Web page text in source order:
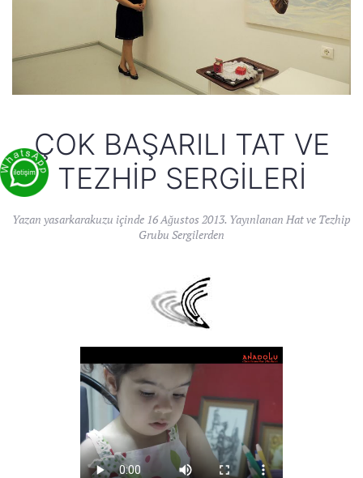
ÇOK BAŞARILI TAT VE
TEZHIP SERGILERI
Yazan yasarkarakuzu içinde 16 Ağustos 2013. Yayınlanan Hat ve Tezhip
Grubu Sergilerden